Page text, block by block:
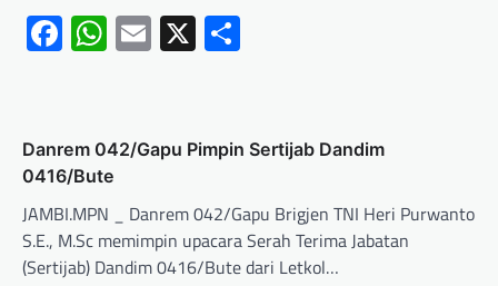
Facebook
WhatsApp
Email
X
Danrem 042/Gapu Pimpin Sertijab Dandim
0416/Bute
JAMBI.MPN _ Danrem 042/Gapu Brigjen TNI Heri Purwanto
S.E., M.Sc memimpin upacara Serah Terima Jabatan
(Sertijab) Dandim 0416/Bute dari Letkol…